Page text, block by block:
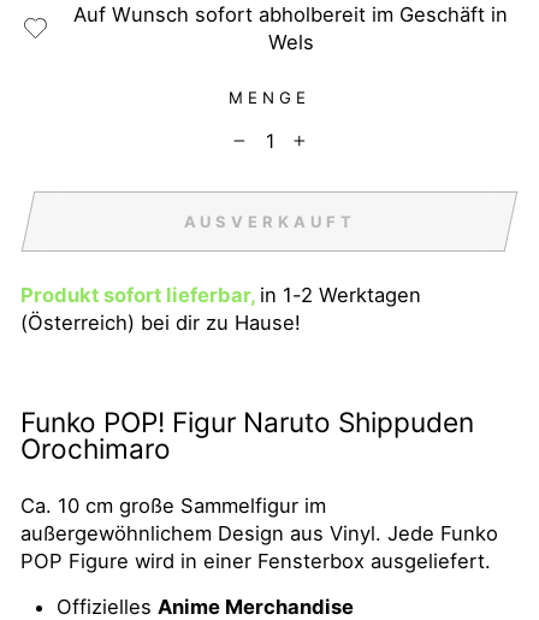
Auf Wunsch sofort abholbereit im Geschäft in
Wels
MENGE
+
AUSVERKAUFT
Produkt sofort lieferbar, in 1-2 Werktagen
(Österreich) bei dir zu Hause!
Funko POP! Figur Naruto Shippuden
Orochimaro
Ca. 10 cm große Sammelfigur im
außergewöhnlichem Design aus Vinyl. Jede Funko
POP Figure wird in einer Fensterbox ausgeliefert.
Offizielles Anime Merchandise